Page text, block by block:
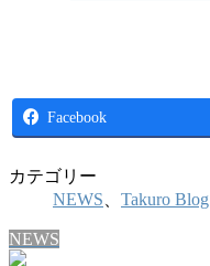
Facebook
カテゴリー
NEWS
Takuro Blog
NEWS